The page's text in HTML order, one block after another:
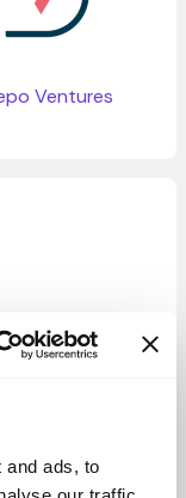
and ads, to
Ventures